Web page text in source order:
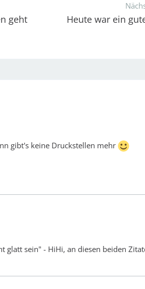
geht
Heute war ein
gibt's keine Druckstellen mehr
glatt sein" - HiHi, an diesen beiden